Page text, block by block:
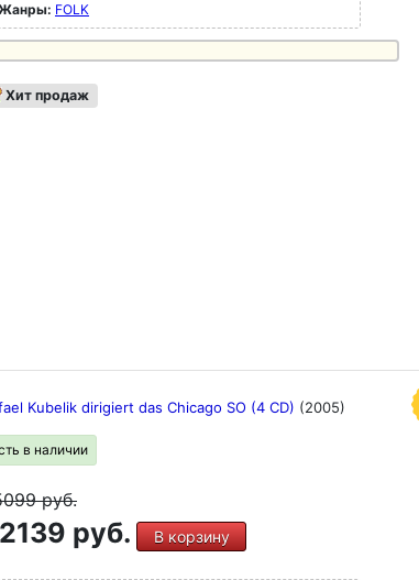
FOLK
Хит продаж
Kubelik dirigiert das Chicago SO (4 CD) (2005)
в наличии
руб.
руб. В корзину